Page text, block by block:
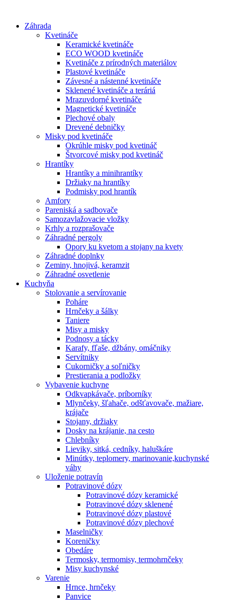
obsah
Záhrada
Kvetináče
Keramické kvetináče
ECO WOOD kvetináče
Kvetináče z prírodných materiálov
Plastové kvetináče
Závesné a nástenné kvetináče
Sklenené kvetináče a teráriá
Mrazuvdorné kvetináče
Magnetické kvetináče
Plechové obaly
Drevené debničky
Misky pod kvetináče
Okrúhle misky pod kvetináč
Štvorcové misky pod kvetináč
Hrantíky
Hrantíky a minihrantíky
Držiaky na hrantíky
Podmisky pod hrantík
Amfory
Pareniská a sadbovače
Samozavlažovacie vložky
Krhly a rozprašovače
Záhradné pergoly
Opory ku kvetom a stojany na kvety
Záhradné doplnky
Zeminy, hnojivá, keramzit
Záhradné osvetlenie
Kuchyňa
Stolovanie a servírovanie
Poháre
Hrnčeky a šálky
Taniere
Misy a misky
Podnosy a tácky
Karafy, fľaše, džbány, omáčniky
Servítniky
Cukorničky a soľničky
Prestierania a podložky
Vybavenie kuchyne
Odkvapkávače, príborníky
Mlynčeky, šľahače, odšťavovače, mažiare,
krájače
Stojany, držiaky
Dosky na krájanie, na cesto
Chlebníky
Lieviky, sitká, cedníky, haluškáre
Minútky, teplomery, marinovanie,kuchynské
váhy
Uloženie potravín
Potravinové dózy
Potravinové dózy keramické
Potravinové dózy sklenené
Potravinové dózy plastové
Potravinové dózy plechové
Maselničky
Koreničky
Obedáre
Termosky, termomisy, termohrnčeky
Misy kuchynské
Varenie
Hrnce, hrnčeky
Panvice